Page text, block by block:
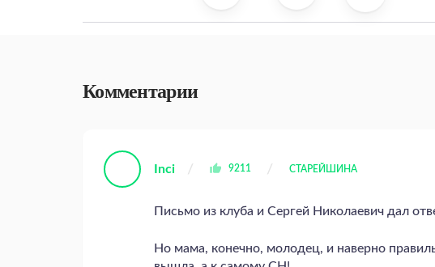
Комментарии
Inci 9211 СТАРЕЙШИНА
Письмо из клуба и Сергей Николаевич дал
Но мама, конечно, молодец, и наверно